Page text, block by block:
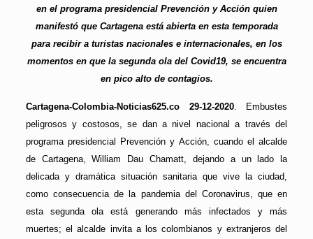
en el programa presidencial Prevención y Acción quien
manifestó que Cartagena está abierta en esta temporada
para recibir a turistas nacionales e internacionales, en los
momentos en que la segunda ola del Covid19, se encuentra
en pico alto de contagios.
Cartagena-Colombia-Noticias625.co 29-12-2020. Embustes
peligrosos y costosos, se dan a nivel nacional a través del
programa presidencial Prevención y Acción, cuando el alcalde
de Cartagena, William Dau Chamatt, dejando a un lado la
delicada y dramática situación sanitaria que vive la ciudad,
como consecuencia de la pandemia del Coronavirus, que en
esta segunda ola está generando más infectados y más
muertes; el alcalde invita a los colombianos y extranjeros del